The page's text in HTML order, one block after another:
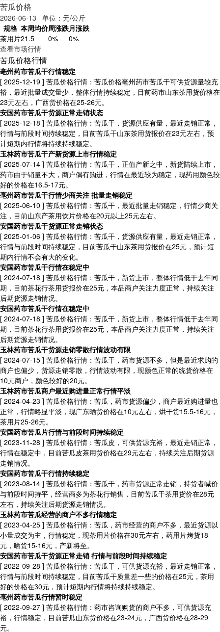
苦瓜价格
2026-06-13 单位：元/公斤
规格 本周均价周涨跌月涨跌
茶用片21.5 0%
0%
查看市场行情
苦瓜价格行情
亳州药市苦瓜干行情稳定
[ 2025-12-19 ] 苦瓜价格行情：苦瓜价格亳州药市苦瓜干可供货源量较充
裕，最近批量成交量少，整体行情持续稳定，目前药市山东茶用货价格在
23元左右，广西货价格在25-26元。
安国药市苦瓜干货源正常走销状态
[ 2025-12-18 ] 苦瓜价格行情：苦瓜干，货源供应有量，最近走销正常，
行情与前段时间持续稳定，目前苦瓜干山东茶用货报价在23元左右，预
计短期内行情将持续持续稳定。
玉林药市苦瓜干产新货源上市行情稳定
[ 2025-07-14 ] 苦瓜价格行情：苦瓜干，正值产新之中，新货陆续上市，
药市由于销量不大，商户偶有购进，行情在最近较为稳定，现药用颜色较
好的价格在16.5-17元。
亳州药市苦瓜干行情少商关注 批量走销稳定
[ 2025-06-10 ] 苦瓜价格行情：苦瓜干，最近批量走销稳定，行情少商关
注，目前山东产茶用饮片价格在20元以上25元左右。
安国药市苦瓜干货源正常走销状态
[ 2025-01-06 ] 苦瓜价格行情：苦瓜干，货源供应有量，最近走销正常，
行情与前段时间持续稳定，目前苦瓜干山东茶用货报价在25元，预计短
期内行情不会有大的变化。
安国药市苦瓜干行情在稳定中
[ 2024-07-18 ] 苦瓜价格行情：苦瓜干，新货上市，整体行情低于去年同
期，目前茶花行茶用货报价在25元，本品商户关注力度正常，持续关注
后期货源走销情况。
安国药市苦瓜干行情在稳定中
[ 2024-07-18 ] 苦瓜价格行情：苦瓜干，新货上市，整体行情低于去年同
期，目前茶花行茶用货报价在25元，本品商户关注力度正常，持续关注
后期货源走销情况。
玉林药市苦瓜干货源走销零散行情波动有限
[ 2024-07-15 ] 苦瓜价格行情：苦瓜干，药市货源不多，但是最近求购的
商户也偏少，货源走销零散，行情波动有限，现颜色正常的统货价格在
10元商户，颜色较好的20元。
玉林药市苦瓜商户最近购进量正常行情平淡
[ 2024-04-23 ] 苦瓜价格行情：苦瓜，药市货源偏少，商户最近购进量也
正常，行情略显平淡，现广东晒货价格在10元左右，烘干货15.5-16元，
茶用片25-26元。
安国药市苦瓜片行情与前段时间持续稳定
[ 2023-11-28 ] 苦瓜价格行情：苦瓜皮，可供货源充裕，最近走销正常，
行情在稳定中，目前苦瓜皮茶用货价格在29元左右，持续关注后期货源
走销情况。
安国药市苦瓜干行情持续稳定
[ 2023-08-14 ] 苦瓜价格行情：苦瓜干，药市货源正常走销，持货者喊价
与前段时间持平，经营商多为茶花行销售，目前苦瓜干茶用货价在28元
左右，持续关注后期货源走销情况。
玉林药市苦瓜经营的商户不多行情稳定
[ 2023-04-25 ] 苦瓜价格行情：苦瓜，药市经营的商户不多，最近货源以
小量成交为主，行情稳定，现茶用片价格在30元左右，药用片烤货18
元，晒货15-16元，产新将至。
安国药市苦瓜干货源正常走销 行情与前段时间持续稳定
[ 2022-09-28 ] 苦瓜价格行情：苦瓜干，可供货源充裕，最近走销正常，
行情与前段时间持续稳定，目前苦瓜干质量差一些的价格在25元，茶用
好的价格在30元，预计短期内行情将持续持续稳定。
亳州药市苦瓜行情暂时稳定
[ 2022-09-27 ] 苦瓜价格行情：药市咨询购货的商户不多，可供货源充
裕，行情稳定，目前苦瓜山东货价格在23-24元，广西货价格在28-29
元。